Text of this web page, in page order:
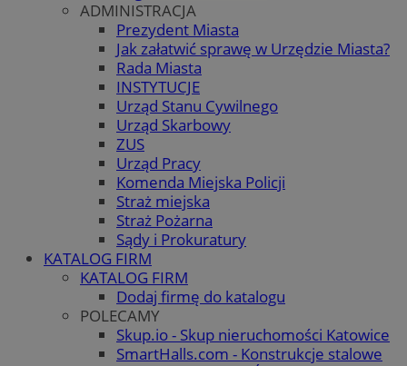
ADMINISTRACJA
Prezydent Miasta
Jak załatwić sprawę w Urzędzie Miasta?
Rada Miasta
INSTYTUCJE
Urząd Stanu Cywilnego
Urząd Skarbowy
ZUS
Urząd Pracy
Komenda Miejska Policji
Straż miejska
Straż Pożarna
Sądy i Prokuratury
KATALOG FIRM
KATALOG FIRM
Dodaj firmę do katalogu
POLECAMY
Skup.io - Skup nieruchomości Katowice
SmartHalls.com - Konstrukcje stalowe